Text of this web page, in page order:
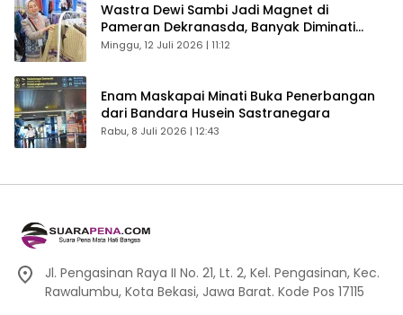
Wastra Dewi Sambi Jadi Magnet di
Pameran Dekranasda, Banyak Diminati
Pengunjung
Minggu, 12 Juli 2026 | 11:12
Enam Maskapai Minati Buka Penerbangan
dari Bandara Husein Sastranegara
Rabu, 8 Juli 2026 | 12:43
Jl. Pengasinan Raya II No. 21, Lt. 2, Kel. Pengasinan, Kec.
Rawalumbu, Kota Bekasi, Jawa Barat. Kode Pos 17115